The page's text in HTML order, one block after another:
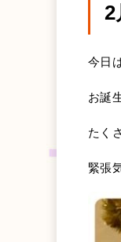
2
今日
お誕
たく
緊張